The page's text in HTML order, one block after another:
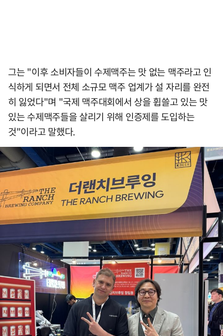
그는 "이후 소비자들이 수제맥주는 맛 없는 맥주라고 인
식하게 되면서 전체 소규모 맥주 업계가 설 자리를 완전
히 잃었다"며 "국제 맥주대회에서 상을 휩쓸고 있는 맛
있는 수제맥주들을 살리기 위해 인증제를 도입하는
것"이라고 말했다.